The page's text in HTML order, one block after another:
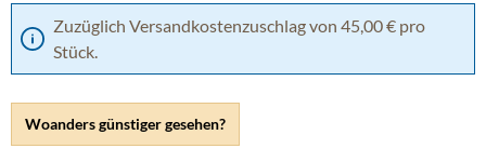
Zuzüglich Versandkostenzuschlag von 45,00 € pro
Stück.
Woanders günstiger gesehen?